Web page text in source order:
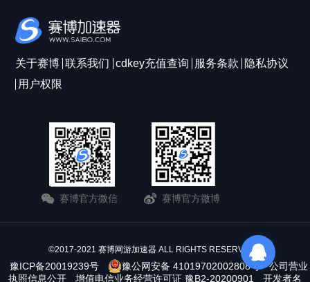
关于赛博 联系我们 cdkey充值查询 服务条款
隐私协议
用户权限
赛博官方微信 赛博官方微博
©2017-2021 赛博网游加速器 ALL RIGHTS RESERVERD
豫ICP备20019239号 豫公网安备 41019702002808号
公司营业
执照信息公开
增值电信业务经营许可证 豫B2-20200901 开发者名